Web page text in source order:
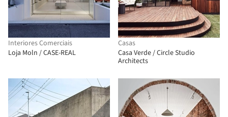
Interiores Comerciais
Loja Moln / CASE-REAL
Casas
Casa Verde / Circle Studio
Architects